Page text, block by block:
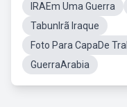
IRAEm Uma Guerra
TabunIrã Iraque
Foto Para CapaDe
GuerraArabia